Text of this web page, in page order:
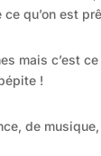
qu’on est
mais c’est
!
de